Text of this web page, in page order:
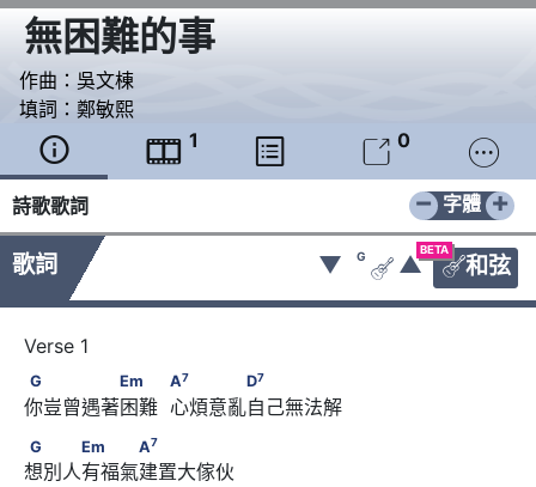
無困難的事
作曲： 吳文棟
填詞： 鄭敏熙
  1   0 
詩歌歌詞 − +
字體
歌詞
BETA
和弦
▼ G
 ▲
G　　　　　Em　　       A7
G Em A7 D7
你豈曾遇著困難  心煩意亂自己無法解
G　　　Em　　　A
G Em A7
想別人有福氣建置大傢伙